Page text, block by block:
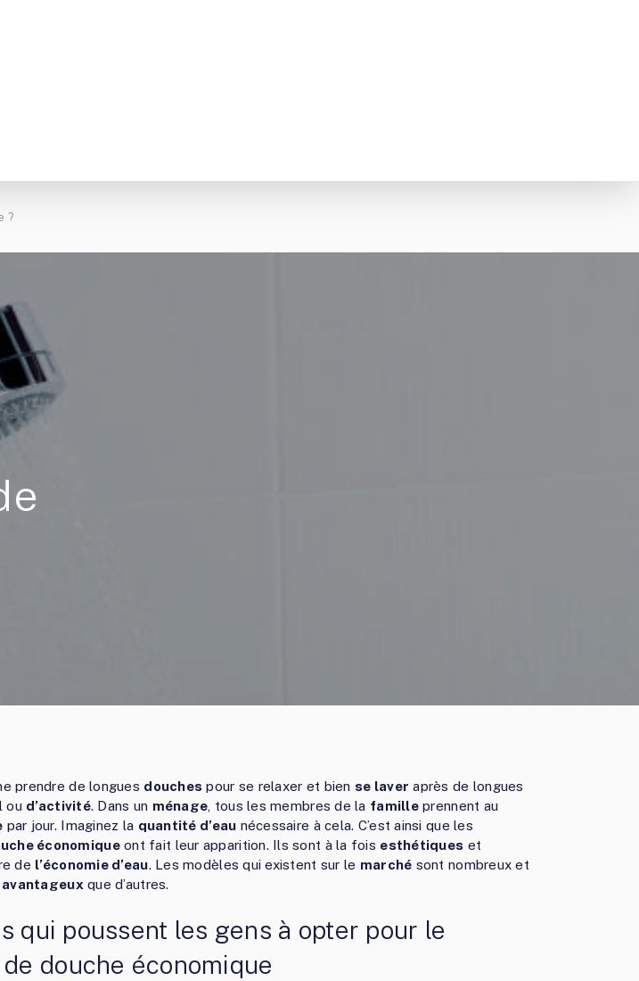
?
prendre de longues douches pour se relaxer et bien se laver après de longues
ou d’activité. Dans un ménage , tous les membres de la familleprennent au
par jour. Imaginez la quantité d’eau nécessaire à cela. C’est ainsi que les
économiqueont fait leur apparition. Ils sont à la fois esthétiques et
de l’économie d’eau. Les modèles qui existent sur le marché sont nombreux et
avantageux que d’autres.
qui poussent les gens à opter pour le
douche économique